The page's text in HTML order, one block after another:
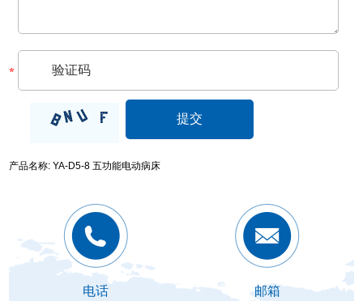
产品名称: YA-D5-8 五功能电动病床
电话 邮箱